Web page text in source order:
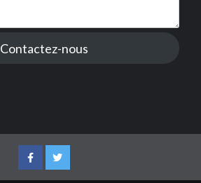
Contactez-nous
FacebookTwitter